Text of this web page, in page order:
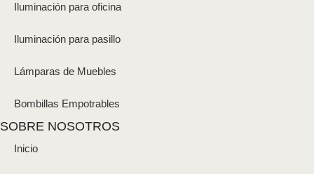
Iluminación para oficina
Iluminación para pasillo
Lámparas de Muebles
Bombillas Empotrables
SOBRE NOSOTROS
Inicio